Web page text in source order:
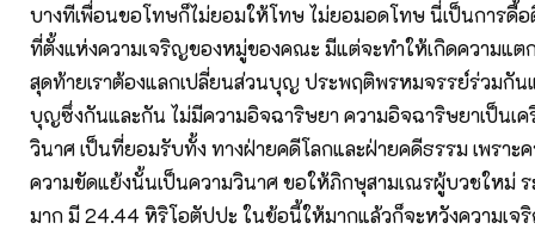
บางทีเพื่อนขอโทษก็ไม่ยอมให้โทษ ไม่ยอมอดโทษ นี่เป็นการดื้อ
ที่ตั้งแห่งความเจริญของหมู่ของคณะ มีแต่จะทำให้เกิดความแต
สุดท้ายเราต้องแลกเปลี่ยนส่วนบุญ ประพฤติพรหมจรรย์ร่วมกัน
บุญซึ่งกันและกัน ไม่มีความอิจฉาริษยา ความอิจฉาริษยาเป็นเค
วินาศ เป็นที่ยอมรับทั้ง ทางฝ่ายคดีโลกและฝ่ายคดีธรรม เพราะ
ความขัดแย้งนั้นเป็นความวินาศ ขอให้ภิกษุสามเณรผู้บวชใหม่ ร
มาก มี 24.44 หิริโอตัปปะ ในข้อนี้ให้มากแล้วก็จะหวังความเจ